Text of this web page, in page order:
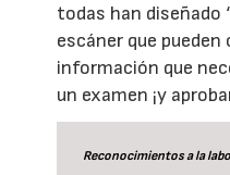
todas han diseñado
escáner que
información que
un examen ¡y
Reconocimientos a la